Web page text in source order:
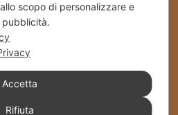
Dolce Passione di Famiglia
Messer Rinaldo SS 576 Naro
scopo di personalizzare e
pubblicità.
Accetta
Rifiuta